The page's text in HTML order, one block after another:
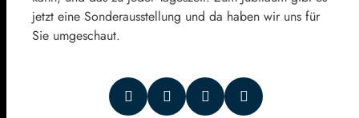
jetzt eine Sonderausstellung und da haben wir uns für
Sie umgeschaut.